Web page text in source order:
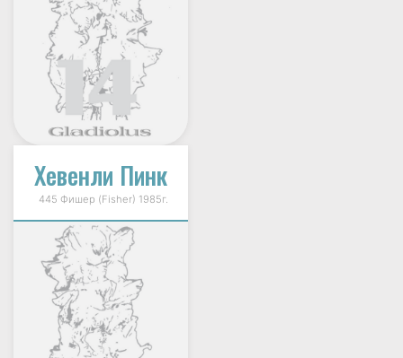
Хевенли Пинк
445 Фишер (Fisher) 1985г.